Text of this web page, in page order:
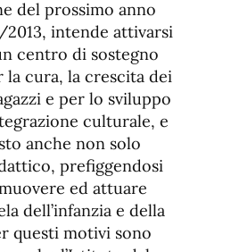
del prossimo anno
2013, intende attivarsi
centro di sostegno
la cura, la crescita dei
e per lo sviluppo
culturale, e
anche non solo
prefiggendosi
ed attuare
dell’infanzia e della
questi motivi sono